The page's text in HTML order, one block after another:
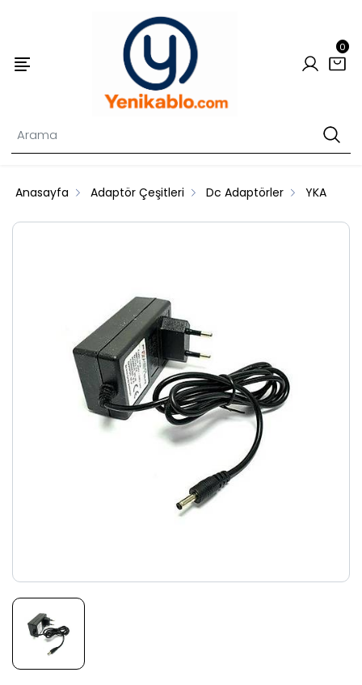
0
Anasayfa Adaptör Çeşitleri Dc Adaptörler YKA